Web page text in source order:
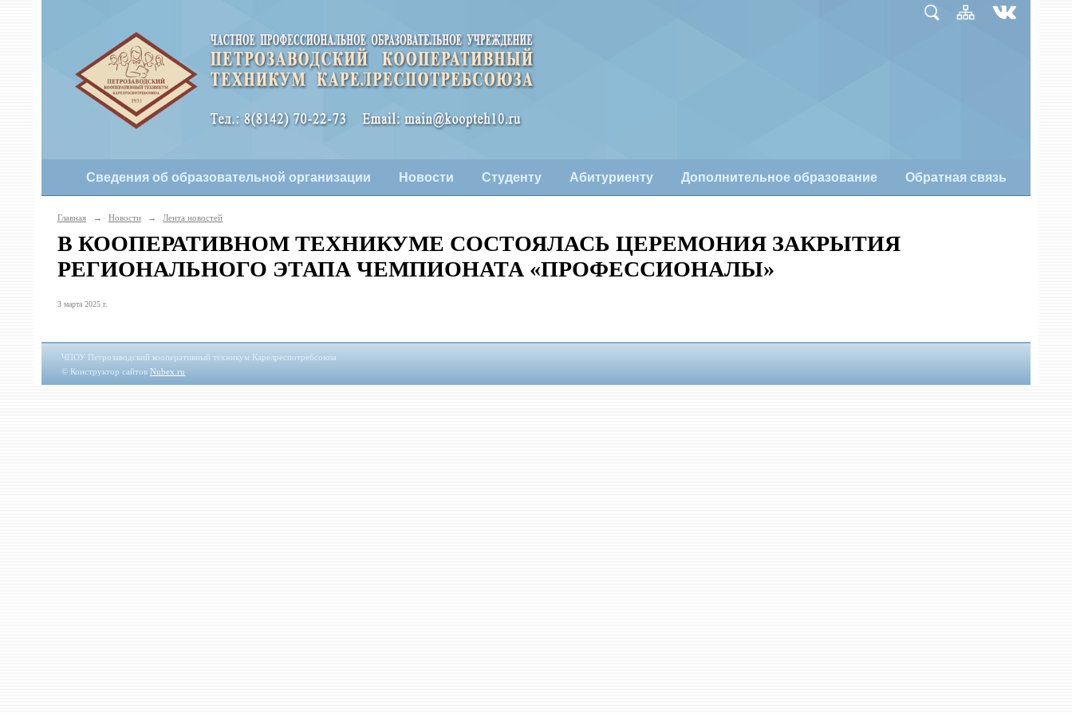
Сведения об образовательной организации Новости Студенту Абитуриенту Дополнительное образование Обратная связь
Главная → Новости → Лента новостей
В КООПЕРАТИВНОМ ТЕХНИКУМЕ СОСТОЯЛАСЬ ЦЕРЕМОНИЯ ЗАКРЫТИЯ
РЕГИОНАЛЬНОГО ЭТАПА ЧЕМПИОНАТА «ПРОФЕССИОНАЛЫ»
3 марта 2025 г.
ЧПОУ Петрозаводский кооперативный техникум Карелреспотребсоюза
© Конструктор сайтовNubex.ru